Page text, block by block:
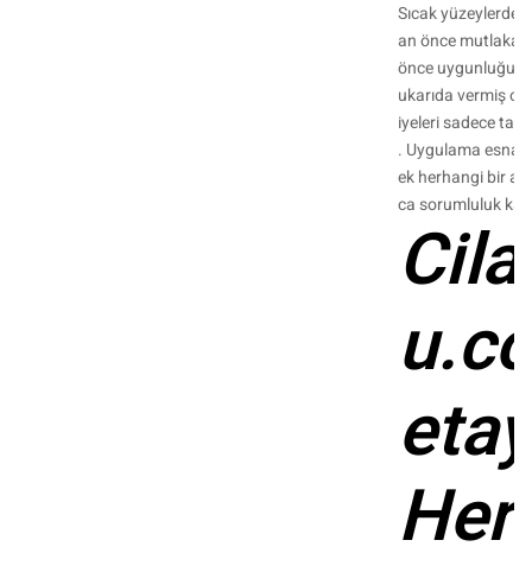
Sıcak yüzeylerde
an önce mutlaka
önce
ukarıda vermiş
iyeleri sadece
. Uygulama
ek herhangi bir
ca sorumluluk